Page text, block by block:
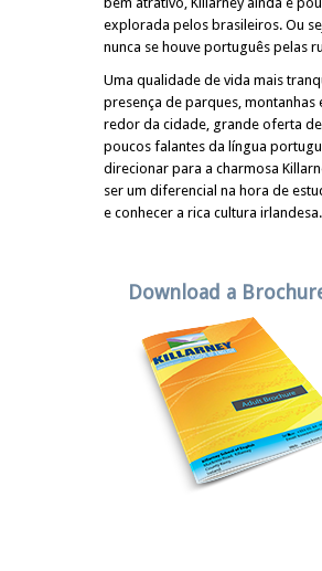
explorada pelos brasileiros. Ou
nunca se houve português pelas
Uma qualidade de vida mais
presença de parques, montanhas
redor da cidade, grande oferta
poucos falantes da língua
direcionar para a charmosa
ser um diferencial na hora de
e conhecer a rica cultura irlandesa.
Download a